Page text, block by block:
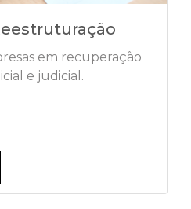
em recuperação
e judicial.